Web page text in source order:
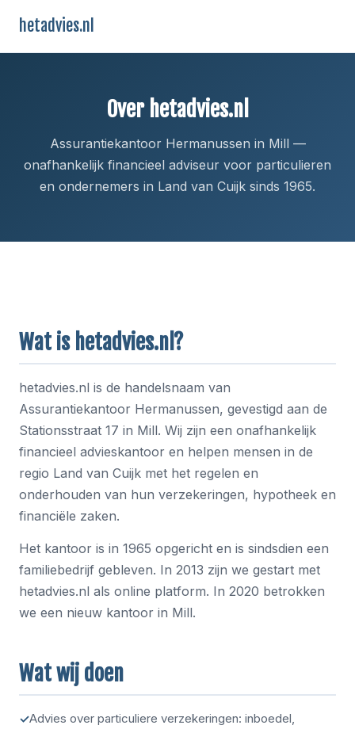
hetadvies.nl
Over hetadvies.nl
Assurantiekantoor Hermanussen in Mill —
onafhankelijk financieel adviseur voor particulieren
en ondernemers in Land van Cuijk sinds 1965.
Wat is hetadvies.nl?
hetadvies.nl is de handelsnaam van
Assurantiekantoor Hermanussen, gevestigd aan de
Stationsstraat 17 in Mill. Wij zijn een onafhankelijk
financieel advieskantoor en helpen mensen in de
regio Land van Cuijk met het regelen en
onderhouden van hun verzekeringen, hypotheek en
financiële zaken.
Het kantoor is in 1965 opgericht en is sindsdien een
familiebedrijf gebleven. In 2013 zijn we gestart met
hetadvies.nl als online platform. In 2020 betrokken
we een nieuw kantoor in Mill.
Wat wij doen
Advies over particuliere verzekeringen: inboedel,